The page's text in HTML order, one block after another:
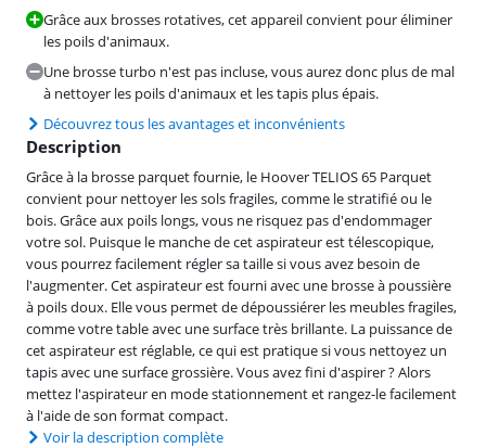
Grâce aux brosses rotatives, cet appareil convient pour éliminer
les poils d'animaux.
Une brosse turbo n'est pas incluse, vous aurez donc plus de mal
à nettoyer les poils d'animaux et les tapis plus épais.
Découvrez tous les avantages et inconvénients
Description
Grâce à la brosse parquet fournie, le Hoover TELIOS 65 Parquet
convient pour nettoyer les sols fragiles, comme le stratifié ou le
bois. Grâce aux poils longs, vous ne risquez pas d'endommager
votre sol. Puisque le manche de cet aspirateur est télescopique,
vous pourrez facilement régler sa taille si vous avez besoin de
l'augmenter. Cet aspirateur est fourni avec une brosse à poussière
à poils doux. Elle vous permet de dépoussiérer les meubles fragiles,
comme votre table avec une surface très brillante. La puissance de
cet aspirateur est réglable, ce qui est pratique si vous nettoyez un
tapis avec une surface grossière. Vous avez fini d'aspirer ? Alors
mettez l'aspirateur en mode stationnement et rangez-le facilement
à l'aide de son format compact.
Voir la description complète